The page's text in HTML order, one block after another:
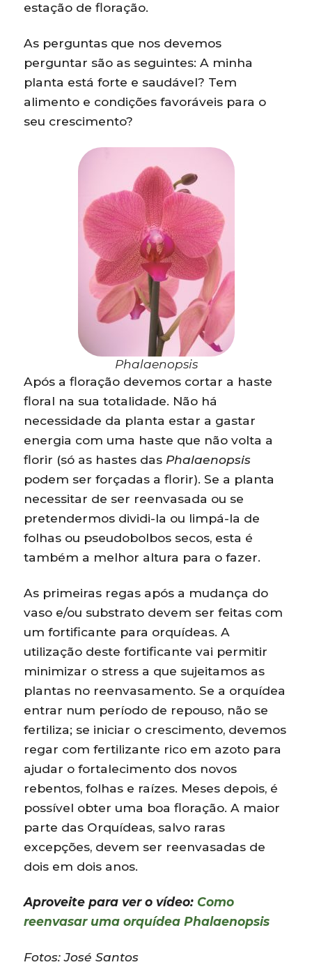
estação de floração.
As perguntas que nos devemos
perguntar são as seguintes: A minha
planta está forte e saudável? Tem
alimento e condições favoráveis para o
seu crescimento?
Phalaenopsis
Após a floração devemos cortar a haste
floral na sua totalidade. Não há
necessidade da planta estar a gastar
energia com uma haste que não volta a
florir (só as hastes das Phalaenopsis
podem ser forçadas a florir). Se a planta
necessitar de ser reenvasada ou se
pretendermos dividi-la ou limpá-la de
folhas ou pseudobolbos secos, esta é
também a melhor altura para o fazer.
As primeiras regas após a mudança do
vaso e/ou substrato devem ser feitas com
um fortificante para orquídeas. A
utilização deste fortificante vai permitir
minimizar o stress a que sujeitamos as
plantas no reenvasamento. Se a orquídea
entrar num período de repouso, não se
fertiliza; se iniciar o crescimento, devemos
regar com fertilizante rico em azoto para
ajudar o fortalecimento dos novos
rebentos, folhas e raízes. Meses depois, é
possível obter uma boa floração. A maior
parte das Orquídeas, salvo raras
excepções, devem ser reenvasadas de
dois em dois anos.
Aproveite para ver o vídeo: Como
reenvasar uma orquídea Phalaenopsis
Fotos: José Santos